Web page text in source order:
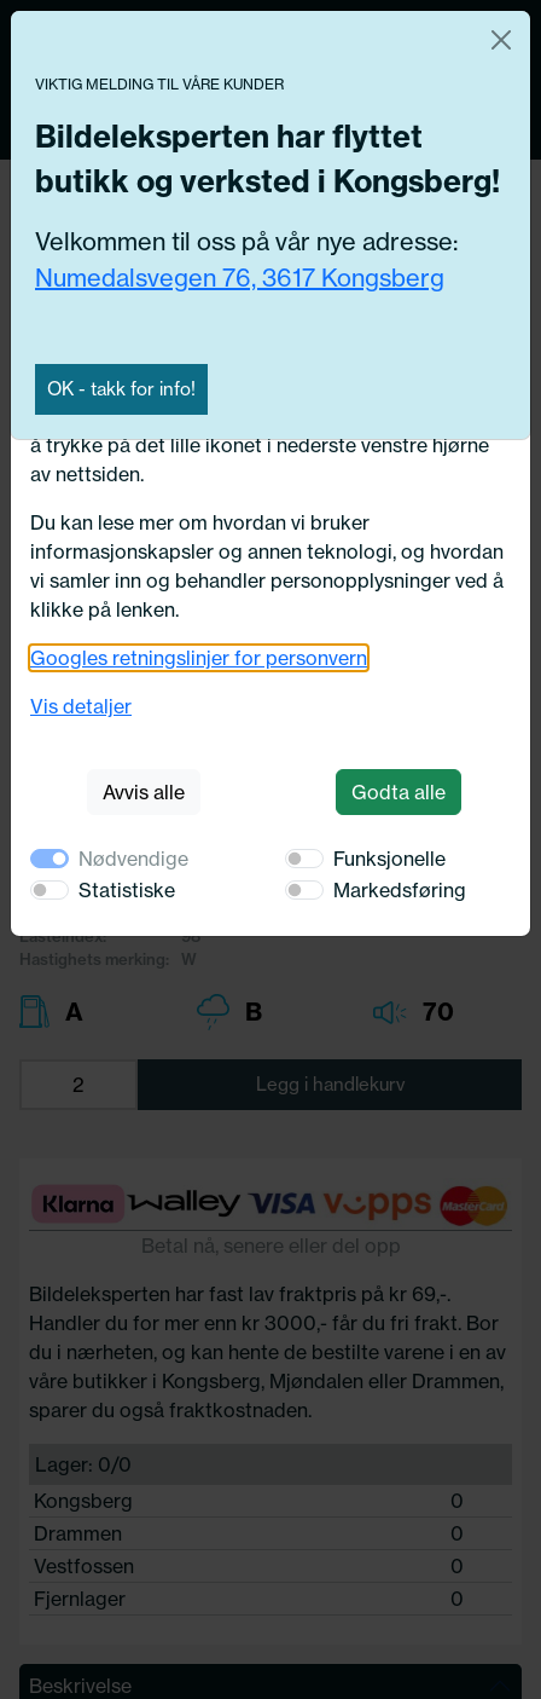
Tilbake
Utsolgt
235/45X18 Michelin E PRIMACY
Bredde:
235,00
Profil:
Lasteindex:
98
Hastighets merking:
W
A B 70
Legg i handlekurv
Betal nå, senere eller del opp
Bildeleksperten har fast lav fraktpris på kr 69,-.
Handler du for mer enn kr 3000,- får du fri frakt. Bor
du i nærheten, og kan hente de bestilte varene i en av
våre butikker i Kongsberg, Mjøndalen eller Drammen,
sparer du også fraktkostnaden.
Lager: 0/0
Kongsberg
0
Drammen
0
Vestfossen
0
Fjernlager
0
Beskrivelse
Vi og våre forretningspartnere bruker teknologier,
inkludert informasjonskapsler/«cookies» til å samle
informasjon om deg for forskjellige formål, inkludert:
Funksjonelle, Statistiske, Markedsføring
Ved å trykke «Godta» gir du din tillatelse til alle disse
formålene. Du kan også velge formålet du vil
innstillingene».
Du kan trekke tilbake samtykket ditt til enhver tid ved
å trykke på det lille ikonet i nederste venstre hjørne
av nettsiden.
Du kan lese mer om hvordan vi bruker
informasjonskapsler og annen teknologi, og hvordan
vi samler inn og behandler personopplysninger ved å
klikke på lenken.
Googles retningslinjer for personvern
Vis detaljer
Avvis alle Godta alle
Nødvendige
Funksjonelle
Statistiske
Markedsføring
VIKTIG MELDING TIL VÅRE KUNDER
Bildeleksperten har flyttet
butikk og verksted i Kongsberg!
Velkommen til oss på vår nye adresse:
Numedalsvegen 76, 3617 Kongsberg
OK - takk for info!